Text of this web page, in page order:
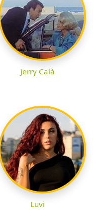
Jerry Calà
Luvi